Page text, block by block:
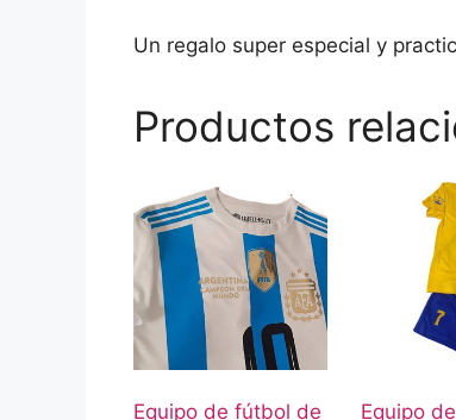
Un regalo super especial y
Productos
Equipo de fútbol de
Equipo